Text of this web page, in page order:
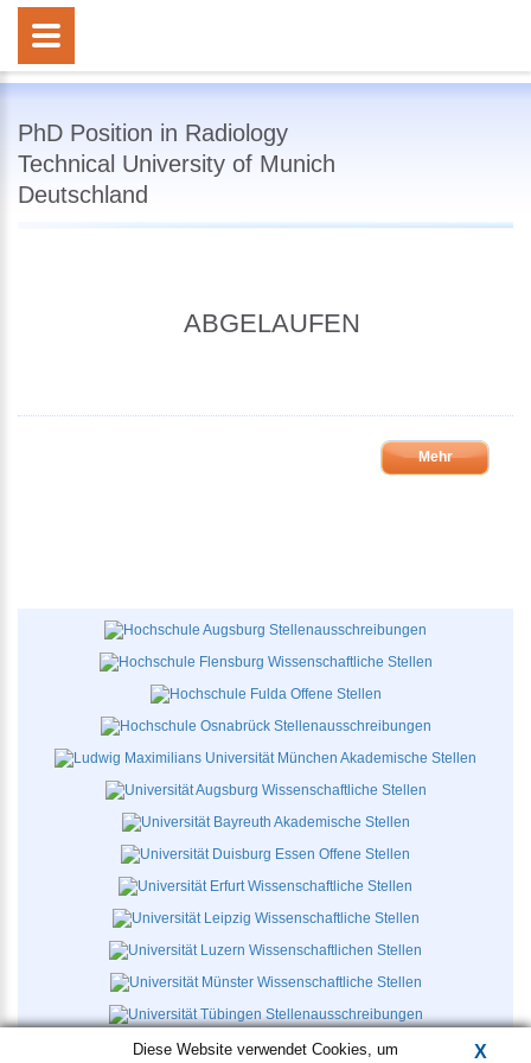
PhD Position in Radiology
Technical University of Munich
Deutschland
ABGELAUFEN
Mehr
Diese Website verwendet Cookies, um
X